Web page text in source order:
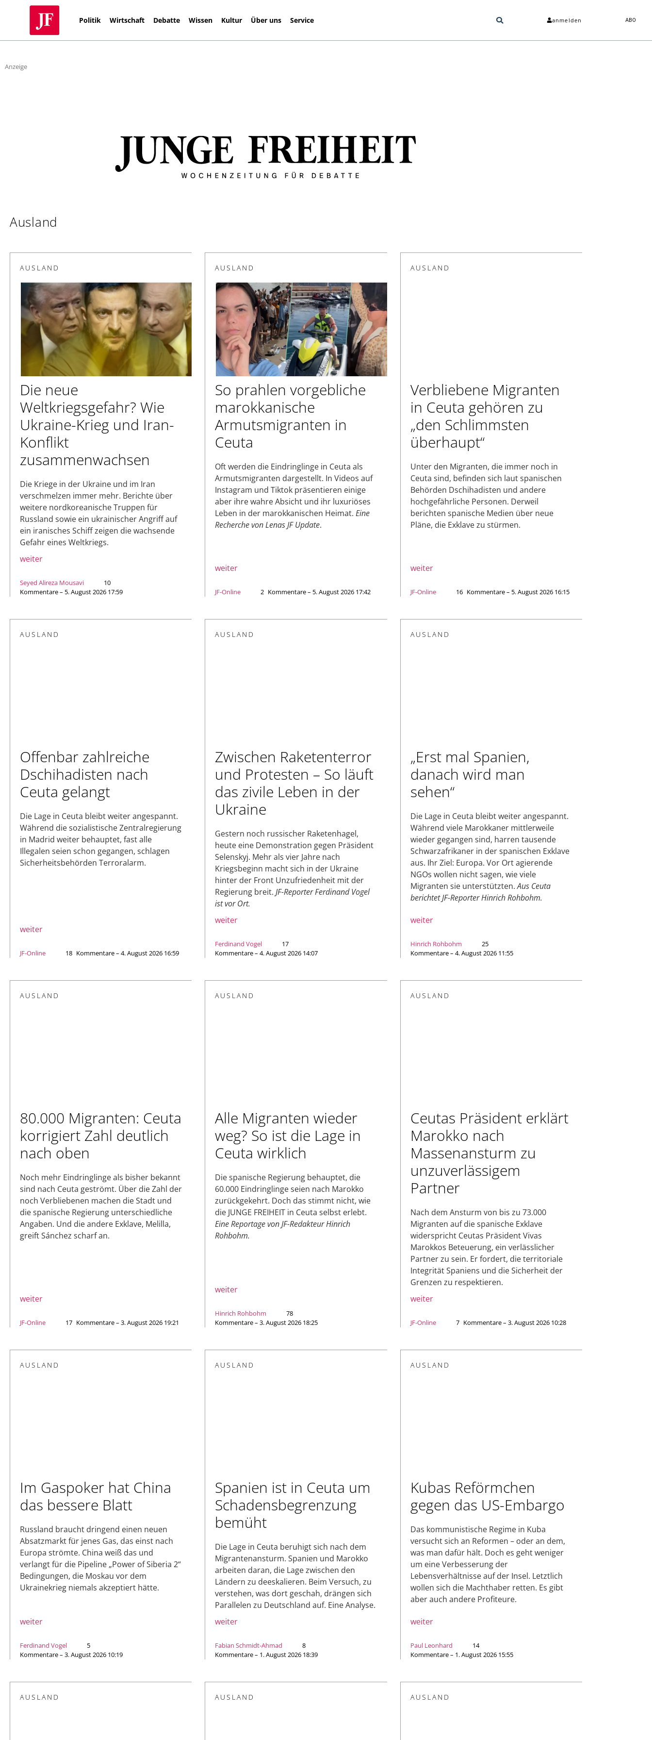
Politik Wirtschaft Debatte Wissen Kultur Über uns Service anmelden ABO
Anzeige
Ausland
AUSLAND
Die neue
Weltkriegsgefahr? Wie
Ukraine-Krieg und Iran-
Konflikt
zusammenwachsen
Die Kriege in der Ukraine und im Iran
verschmelzen immer mehr. Berichte über
weitere nordkoreanische Truppen für
Russland sowie ein ukrainischer Angriff auf
ein iranisches Schiff zeigen die wachsende
Gefahr eines Weltkriegs.
weiter
Seyed Alireza Mousavi
10
Kommentare – 5. August 2026 17:59
AUSLAND
So prahlen vorgebliche
marokkanische
Armutsmigranten in
Ceuta
Oft werden die Eindringlinge in Ceuta als
Armutsmigranten dargestellt. In Videos auf
Instagram und Tiktok präsentieren einige
aber ihre wahre Absicht und ihr luxuriöses
Leben in der marokkanischen Heimat.Eine
Recherche von Lenas JF Update.
weiter
JF-Online 2 Kommentare – 5. August 2026 17:42
AUSLAND
Verbliebene Migranten
in Ceuta gehören zu
„den Schlimmsten
überhaupt“
Unter den Migranten, die immer noch in
Ceuta sind, befinden sich laut spanischen
Behörden Dschihadisten und andere
hochgefährliche Personen. Derweil
berichten spanische Medien über neue
Pläne, die Exklave zu stürmen.
weiter
JF-Online 16 Kommentare – 5. August 2026 16:15
AUSLAND
Offenbar zahlreiche
Dschihadisten nach
Ceuta gelangt
Die Lage in Ceuta bleibt weiter angespannt.
Während die sozialistische Zentralregierung
in Madrid weiter behauptet, fast alle
Illegalen seien schon gegangen, schlagen
Sicherheitsbehörden Terroralarm.
weiter
JF-Online 18 Kommentare – 4. August 2026 16:59
AUSLAND
Zwischen Raketenterror
und Protesten – So läuft
das zivile Leben in der
Ukraine
Gestern noch russischer Raketenhagel,
heute eine Demonstration gegen Präsident
Selenskyj. Mehr als vier Jahre nach
Kriegsbeginn macht sich in der Ukraine
hinter der Front Unzufriedenheit mit der
Regierung breit.JF-Reporter Ferdinand Vogel
ist vor Ort.
weiter
Ferdinand Vogel
17
Kommentare – 4. August 2026 14:07
AUSLAND
„Erst mal Spanien,
danach wird man
sehen“
Die Lage in Ceuta bleibt weiter angespannt.
Während viele Marokkaner mittlerweile
wieder gegangen sind, harren tausende
Schwarzafrikaner in der spanischen Exklave
aus. Ihr Ziel: Europa. Vor Ort agierende
NGOs wollen nicht sagen, wie viele
Migranten sie unterstützten.Aus Ceuta
berichtet JF-Reporter Hinrich Rohbohm.
weiter
Hinrich Rohbohm
25
Kommentare – 4. August 2026 11:55
AUSLAND
80.000 Migranten: Ceuta
korrigiert Zahl deutlich
nach oben
Noch mehr Eindringlinge als bisher bekannt
sind nach Ceuta geströmt. Über die Zahl der
noch Verbliebenen machen die Stadt und
die spanische Regierung unterschiedliche
Angaben. Und die andere Exklave, Melilla,
greift Sánchez scharf an.
weiter
JF-Online 17 Kommentare – 3. August 2026 19:21
AUSLAND
Alle Migranten wieder
weg? So ist die Lage in
Ceuta wirklich
Die spanische Regierung behauptet, die
60.000 Eindringlinge seien nach Marokko
zurückgekehrt. Doch das stimmt nicht, wie
die JUNGE FREIHEIT in Ceuta selbst erlebt.
Eine Reportage von JF-Redakteur Hinrich
Rohbohm.
weiter
Hinrich Rohbohm
78
Kommentare – 3. August 2026 18:25
AUSLAND
Ceutas Präsident erklärt
Marokko nach
Massenansturm zu
unzuverlässigem
Partner
Nach dem Ansturm von bis zu 73.000
Migranten auf die spanische Exklave
widerspricht Ceutas Präsident Vivas
Marokkos Beteuerung, ein verlässlicher
Partner zu sein. Er fordert, die territoriale
Integrität Spaniens und die Sicherheit der
Grenzen zu respektieren.
weiter
JF-Online 7 Kommentare – 3. August 2026 10:28
AUSLAND
Im Gaspoker hat China
das bessere Blatt
Russland braucht dringend einen neuen
Absatzmarkt für jenes Gas, das einst nach
Europa strömte. China weiß das und
verlangt für die Pipeline „Power of Siberia 2“
Bedingungen, die Moskau vor dem
Ukrainekrieg niemals akzeptiert hätte.
weiter
Ferdinand Vogel
5
Kommentare – 3. August 2026 10:19
AUSLAND
Spanien ist in Ceuta um
Schadensbegrenzung
bemüht
Die Lage in Ceuta beruhigt sich nach dem
Migrantenansturm. Spanien und Marokko
arbeiten daran, die Lage zwischen den
Ländern zu deeskalieren. Beim Versuch, zu
verstehen, was dort geschah, drängen sich
Parallelen zu Deutschland auf. Eine Analyse.
weiter
Fabian Schmidt-Ahmad
8
Kommentare – 1. August 2026 18:39
AUSLAND
Kubas Reförmchen
gegen das US-Embargo
Das kommunistische Regime in Kuba
versucht sich an Reformen – oder an dem,
was man dafür hält. Doch es geht weniger
um eine Verbesserung der
Lebensverhältnisse auf der Insel. Letztlich
wollen sich die Machthaber retten. Es gibt
aber auch andere Profiteure.
weiter
Paul Leonhard
14
Kommentare – 1. August 2026 15:55
AUSLAND AUSLAND AUSLAND